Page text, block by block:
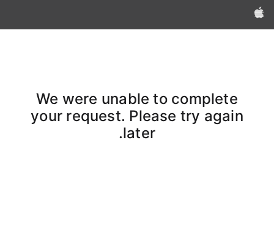
Apple‏
We were unable to complete
your request. Please try again
later.